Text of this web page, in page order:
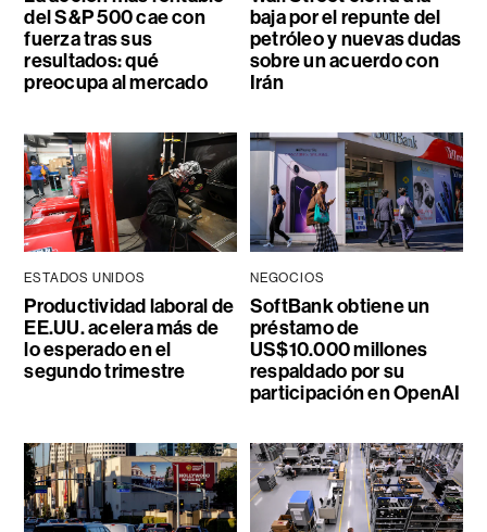
del S&P 500 cae con
fuerza tras sus
resultados: qué
preocupa al mercado
baja por el repunte del
petróleo y nuevas dudas
sobre un acuerdo con
Irán
ESTADOS UNIDOS
Productividad laboral de
EE.UU. acelera más de
lo esperado en el
segundo trimestre
NEGOCIOS
SoftBank obtiene un
préstamo de
US$10.000 millones
respaldado por su
participación en OpenAI